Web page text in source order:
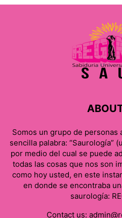
Somos un grupo de
sencilla palabra: “Saurología”
por medio del cual se puede
todas las cosas que nos son
como hoy usted, en este
en donde se encontraba
saurología:
Contact us: